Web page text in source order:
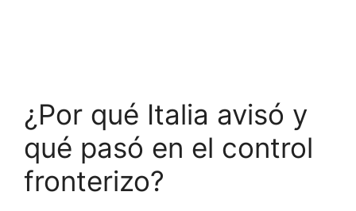
¿Por qué Italia avisó y
qué pasó en el control
fronterizo?